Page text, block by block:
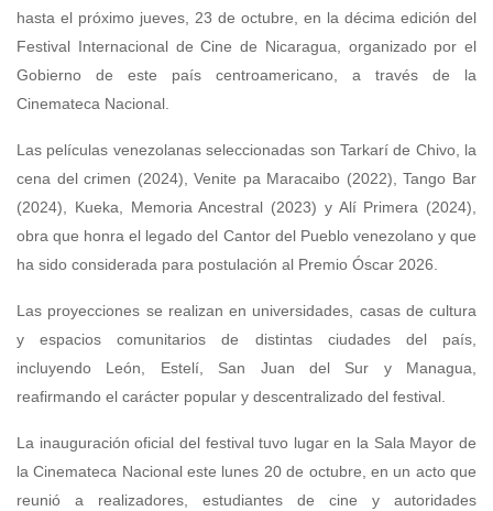
hasta el próximo jueves, 23 de octubre, en la décima edición del
Festival Internacional de Cine de Nicaragua, organizado por el
Gobierno de este país centroamericano, a través de la
Cinemateca Nacional.
Las películas venezolanas seleccionadas son Tarkarí de Chivo, la
cena del crimen (2024), Venite pa Maracaibo (2022), Tango Bar
(2024), Kueka, Memoria Ancestral (2023) y Alí Primera (2024),
obra que honra el legado del Cantor del Pueblo venezolano y que
ha sido considerada para postulación al Premio Óscar 2026.
Las proyecciones se realizan en universidades, casas de cultura
y espacios comunitarios de distintas ciudades del país,
incluyendo León, Estelí, San Juan del Sur y Managua,
reafirmando el carácter popular y descentralizado del festival.
La inauguración oficial del festival tuvo lugar en la Sala Mayor de
la Cinemateca Nacional este lunes 20 de octubre, en un acto que
reunió a realizadores, estudiantes de cine y autoridades